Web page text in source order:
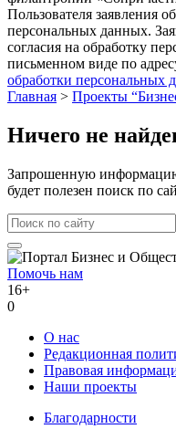
Пользователя заявления
персональных данных.
согласия на обработку
письменном виде по
обработки персональных
Главная > Проекты
Ничего не
Запрошенную
будет полезен поиск по
Помочь нам
16+
0
О нас
Редакционная
Правовая
Наши проекты
Благодарности